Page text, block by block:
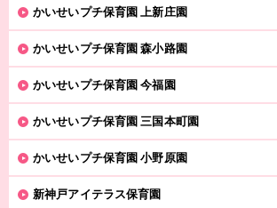
かいせいプチ保育園 上新庄園
かいせいプチ保育園 森小路園
かいせいプチ保育園 今福園
かいせいプチ保育園 三国本町園
かいせいプチ保育園 小野原園
新神戸アイテラス保育園